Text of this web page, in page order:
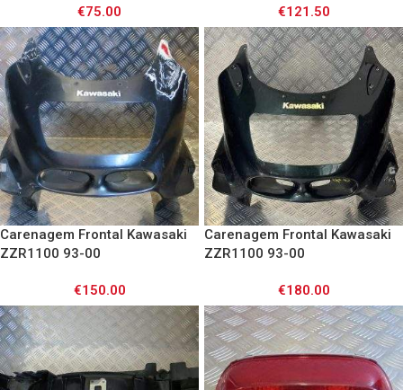
€75.00
ZX7 ZX9 ZXR750
€121.50
Carenagem Frontal Kawasaki
ZZR1100 93-00
€150.00
Carenagem Frontal Kawasaki
ZZR1100 93-00
€180.00